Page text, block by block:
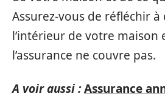
Assurez-vous de réfléchir à
l’intérieur de votre maison
l’assurance ne couvre pas.
A voir aussi :Assurance